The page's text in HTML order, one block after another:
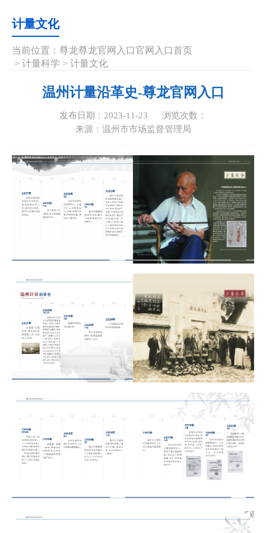
计量文化
当前位置：尊龙尊龙官网入口官网入口首页
>计量科学 >计量文化
温州计量沿革史-尊龙官网入口
发布日期：2023-11-23
浏览次数：
来源：温州市市场监督管理局